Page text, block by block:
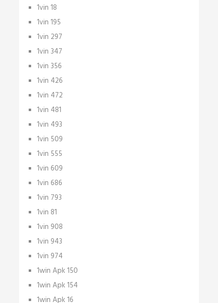
1vin 18
1vin 195
1vin 297
1vin 347
1vin 356
1vin 426
1vin 472
1vin 481
1vin 493
1vin 509
1vin 555
1vin 609
1vin 686
1vin 793
1vin 81
1vin 908
1vin 943
1vin 974
1win Apk 150
1win Apk 154
1win Apk 16